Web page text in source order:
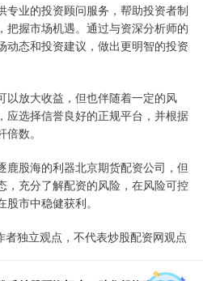
专业的投资顾问服务，帮助投资者制
把握市场机遇。通过与资深分析师的
动态和投资建议，做出更明智的投资
以放大收益，但也伴随着一定的风
应选择信誉良好的正规平台，并根据
数。
鹿股海的利器北京期货配资公司，但
，充分了解配资的风险，在风险可控
市中稳健获利。
者独立观点，不代表炒股配资网观点